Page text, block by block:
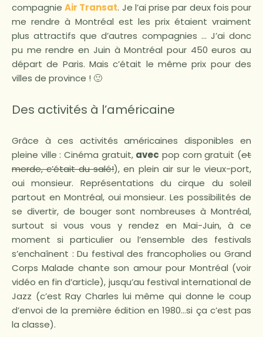
compagnieAir Transat. Je l’ai prise par deux fois pour
me rendre à Montréal est les prix étaient vraiment
plus attractifs que d’autres compagnies … J’ai donc
pu me rendre en Juin à Montréal pour 450 euros au
départ de Paris. Mais c’était le même prix pour des
villes de province ! 🙂
Des activités à l’américaine
Grâce à ces activités américaines disponibles en
pleine ville : Cinéma gratuit, avec pop corn gratuit (et
merde, c’était du salé!), en plein air sur le vieux-port,
oui monsieur. Représentations du cirque du soleil
partout en Montréal, oui monsieur. Les possibilités de
se divertir, de bouger sont nombreuses à Montréal,
surtout si vous vous y rendez en Mai-Juin, à ce
moment si particulier ou l’ensemble des festivals
s’enchaînent : Du festival des francopholies ou Grand
Corps Malade chante son amour pour Montréal (voir
vidéo en fin d’article), jusqu’au festival international de
Jazz (c’est Ray Charles lui même qui donne le coup
d’envoi de la première édition en 1980…si ça c’est pas
la classe).